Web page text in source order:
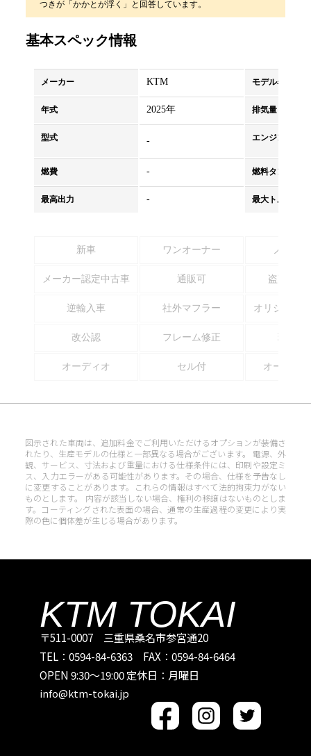
つきが「かかとが浮く」と回答しています。
基本スペック情報
メーカー KTM モデル名
年式 2025年 排気量
型式 - エンジンタイプ
燃費 - 燃料タンク容量
最高出力 - 最大トルク
新車 ワンオーナー ノーマ
メーカー認定中古車 通販可 盗難防止
逆輸入車 社外マフラー オリジナル
改公認 フレーム修正 現状販
オーディオ セル付 オートマ
図示された車両は、追加料金でご利用いただけるオプションが装備さ
れたり、生産モデルの仕様と一部異なる場合がございます。 電源、外
観、サービス、寸法および重量における仕様条件には、印刷や設定ミ
ス、入力エラーがある可能性があります。その場合、仕様を予告なし
に変更することがあります。これらの情報はすべて法的拘束力がない
ものとします。 内容が該当しない場合、権利の移譲はないものとしま
す。コーティングされた表面の場合、通常の生産過程の変更により実
際の色に個体差が生じる場合があります。
KTM TOKAI
〒511-0007 三重県桑名市参宮通20
TEL：0594-84-6363 FAX：0594-84-6464
OPEN 9:30～19:00 定休日：月曜日
info@ktm-tokai.jp
Facebookinstagram